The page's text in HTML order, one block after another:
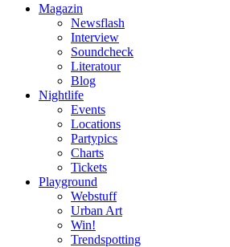
Magazin
Newsflash
Interview
Soundcheck
Literatour
Blog
Nightlife
Events
Locations
Partypics
Charts
Tickets
Playground
Webstuff
Urban Art
Win!
Trendspotting